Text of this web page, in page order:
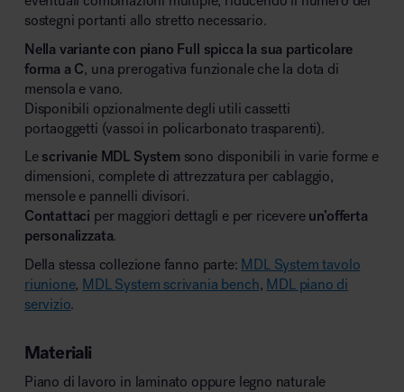
sostegni portanti allo stretto necessario.
Nella variante con piano Full spicca la sua particolare
forma a C, una prerogativa funzionale che la dota di
mensola e vano.
Disponibili opzionalmente degli utili cassetti
portaoggetti (vassoi in policarbonato trasparenti).
Le scrivanie MDL System sono disponibili in varie forme e
dimensioni, complete di attrezzatura per cablaggio,
mensole e pannelli divisori.
Contattaci per maggiori dettagli e per ricevere un’offerta
personalizzata.
Della stessa collezione fanno parte: MDL System tavolo
riunione, MDL System scrivania bench, MDL piano di
servizio.
Materiali
Piano di lavoro in laminato oppure legno naturale